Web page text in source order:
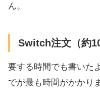
ん。
Switch注文（約10
要する時間でも書いた
でが最も時間がかかり